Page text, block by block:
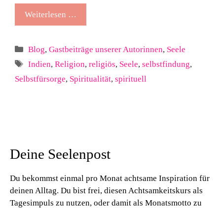
Weiterlesen …
Kategorien
Blog,Gastbeiträge unserer Autorinnen, Seele
Schlagwörter
Indien,Religion,religiös, Seele,selbstfindung,
Selbstfürsorge, Spiritualität, spirituell
Deine Seelenpost
Du bekommst einmal pro Monat achtsame Inspiration für
deinen Alltag. Du bist frei, diesen Achtsamkeitskurs als
Tagesimpuls zu nutzen, oder damit als Monatsmotto zu